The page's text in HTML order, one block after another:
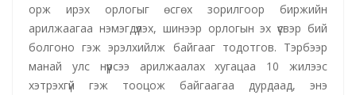
орж ирэх орлогыг өсгөх зорилгоор биржийн
арилжаагаа нэмэгдүүлэх, шинээр орлогын эх үүсвэр бий
болгоно гэж эрэлхийлж байгааг тодотгов. Тэрбээр
манай улс нүүрсээ арилжаалах хугацаа 10 жилээс
хэтрэхгүй гэж тооцож байгаагаа дурдаад, энэ